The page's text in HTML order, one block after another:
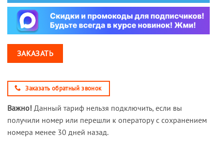
ЗАКАЗАТЬ
Заказать обратный звонок
Важно! Данный тариф нельзя подключить, если вы
получили номер или перешли к оператору с сохранением
номера менее 30 дней назад.